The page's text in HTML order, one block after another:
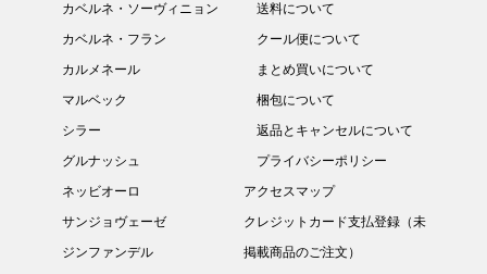
カベルネ・ソーヴィニョン
カベルネ・フラン
カルメネール
マルベック
シラー
グルナッシュ
ネッビオーロ
サンジョヴェーゼ
ジンファンデル
送料について
クール便について
まとめ買いについて
梱包について
返品とキャンセルについて
プライバシーポリシー
アクセスマップ
クレジットカード支払登録（未
掲載商品のご注文）